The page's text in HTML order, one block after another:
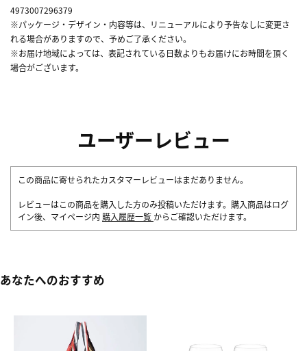
4973007296379
※パッケージ・デザイン・内容等は、リニューアルにより予告なしに変更さ
れる場合がありますので、予めご了承ください。
※お届け地域によっては、表記されている日数よりもお届けにお時間を頂く
場合がございます。
ユーザーレビュー
この商品に寄せられたカスタマーレビューはまだありません。
レビューはこの商品を購入した方のみ投稿いただけます。購入商品はログ
イン後、マイページ内 購入履歴一覧 からご確認いただけます。
あなたへのおすすめ